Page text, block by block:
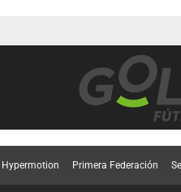
Hypermotion Primera Federación